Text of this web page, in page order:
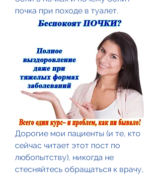
почка при походе в туалет.
Дорогие мои пациенты (и те, кто
сейчас читает этот пост по
любопытству), никогда не
стесняйтесь обращаться к врачу,